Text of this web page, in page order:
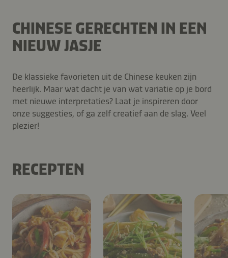
CHINESE GERECHTEN IN EEN
NIEUW JASJE
De klassieke favorieten uit de Chinese keuken zijn
heerlijk. Maar wat dacht je van wat variatie op je bord
met nieuwe interpretaties? Laat je inspireren door
onze suggesties, of ga zelf creatief aan de slag. Veel
plezier!
RECEPTEN